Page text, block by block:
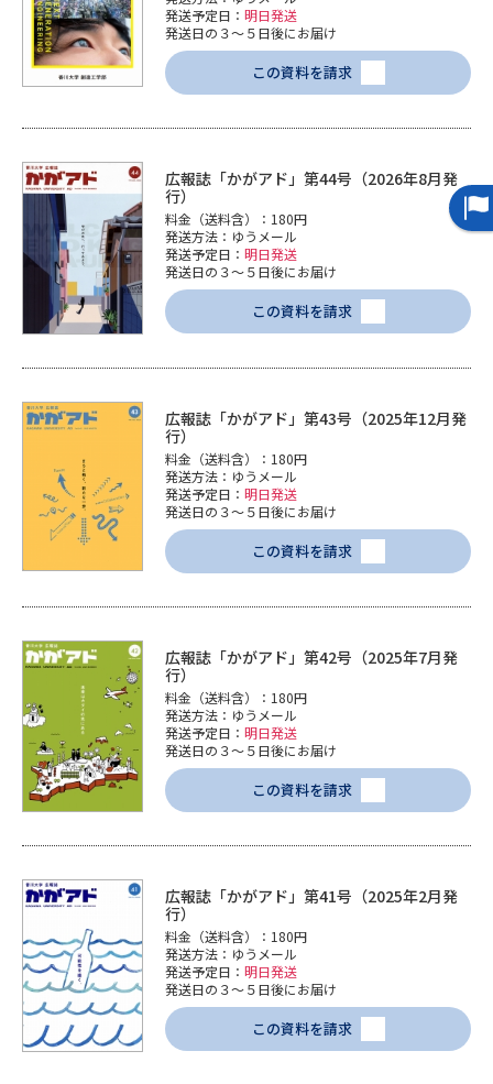
発送予定日： 明日発送
発送日の３～５日後にお届け
この資料を請求
広報誌「かがアド」第44号（2026年8月発
行）
料金（送料含）：180円
発送方法：ゆうメール
発送予定日： 明日発送
発送日の３～５日後にお届け
この資料を請求
広報誌「かがアド」第43号（2025年12月発
行）
料金（送料含）：180円
発送方法：ゆうメール
発送予定日： 明日発送
発送日の３～５日後にお届け
この資料を請求
広報誌「かがアド」第42号（2025年7月発
行）
料金（送料含）：180円
発送方法：ゆうメール
発送予定日： 明日発送
発送日の３～５日後にお届け
この資料を請求
広報誌「かがアド」第41号（2025年2月発
行）
料金（送料含）：180円
発送方法：ゆうメール
発送予定日： 明日発送
発送日の３～５日後にお届け
この資料を請求